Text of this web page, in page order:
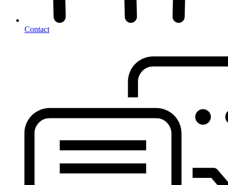
Contact